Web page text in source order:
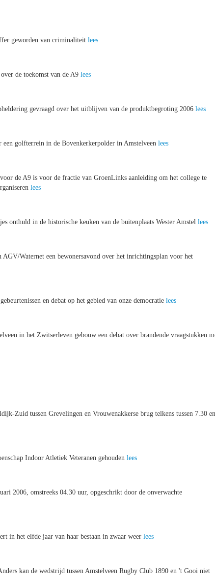
geworden van criminaliteit lees
de toekomst van de A9 lees
gevraagd over het uitblijven van de produktbegroting 2006 lees
een golfterrein in de Bovenkerkerpolder in Amstelveen lees
de A9 is voor de fractie van GroenLinks aanleiding om het college te
lees
onthuld in de historische keuken van de buitenplaats Wester Amstel lees
Waternet een bewonersavond over het inrichtingsplan voor het
en debat op het gebied van onze democratie lees
in het Zwitserleven gebouw een debat over brandende vraagstukken
Zuid tussen Grevelingen en Vrouwenakkerse brug telkens tussen 7.30 en
Indoor Atletiek Veteranen gehouden lees
2006, omstreeks 04.30 uur, opgeschrikt door de onverwachte
in het elfde jaar van haar bestaan in zwaar weer lees
kan de wedstrijd tussen Amstelveen Rugby Club 1890 en 't Gooi niet